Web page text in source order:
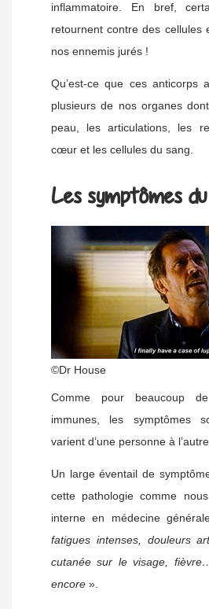
inflammatoire. En bref,
retournent contre des cellules
nos ennemis jurés !
Qu’est-ce que ces anticorps
plusieurs de nos organes
peau, les articulations, les
cœur et les cellules du sang.
Les symptômes du
©Dr House
Comme pour beaucoup
immunes, les symptômes
varient d’une personne à l’autre.
Un large éventail de
cette pathologie comme
interne en médecine
fatigues intenses, douleurs
cutanée sur le visage,
encore ».